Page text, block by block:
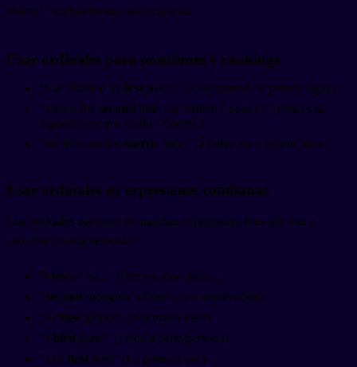
March". Ambas formas son correctas.
Usar ordinales para posiciones y rankings
"She finished in first place." (Ella terminó en primer lugar.)
"This is the second time I've visited London." (Esta es la
segunda vez que visito Londres.)
"He lives on the fourth floor." (Él vive en el cuarto piso.)
Usar ordinales en expresiones cotidianas
Los ordinales aparecen en muchas expresiones fijas que vas a
escuchar constantemente:
"First of all..." (Primero que nada...)
"Second thoughts" (Dudas, reconsideración)
"At first glance" (A primera vista)
"Third party" (Tercera parte/persona)
"The first time" (La primera vez)